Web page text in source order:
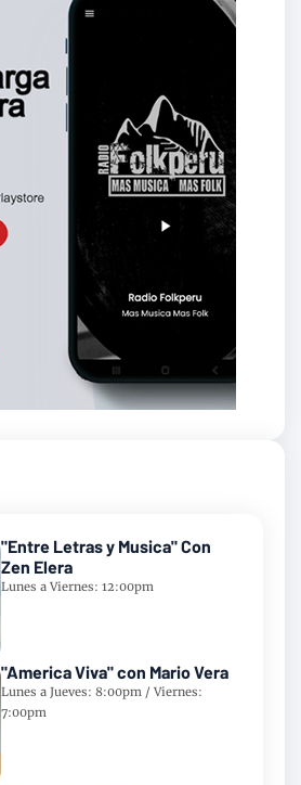
"Entre Letras y Musica" Con
Zen Elera
Lunes a Viernes: 12:00pm
"America Viva" con Mario Vera
Lunes a Jueves: 8:00pm / Viernes:
7:00pm